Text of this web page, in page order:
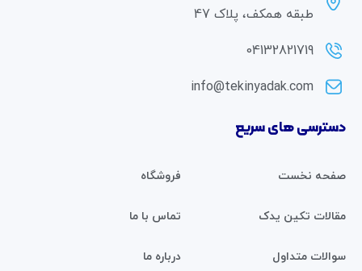
طبقه همکف، پلاک 47
04132821719
info@tekinyadak.com
دسترسی های سریع
صفحه نخست فروشگاه
مقالات تکین یدک تماس با ما
سوالات متداول درباره ما